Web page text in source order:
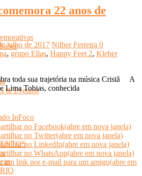
& Eventos
InFoco
22 anos de
julho de 2017 Nilber Ferreira 0
, grupo Ellas, Happy Feet 2, Kleber
toda sua trajetória na música Cristã A
Lima Tobias, conhecida
no Facebook(abre em nova janela)
no Twitter(abre em nova janela)
no LinkedIn(abre em nova janela)
no WhatsApp(abre em nova janela)
um link por e-mail para um amigo(abre em